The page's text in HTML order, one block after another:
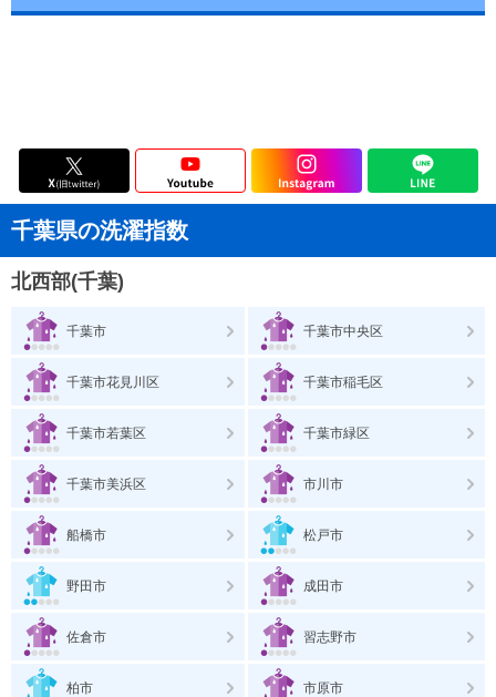
千葉県の洗濯指数
北西部(千葉)
千葉市 千葉市中央区
千葉市花見川区 千葉市稲毛区
千葉市若葉区 千葉市緑区
千葉市美浜区 市川市
船橋市 松戸市
野田市 成田市
佐倉市 習志野市
柏市 市原市